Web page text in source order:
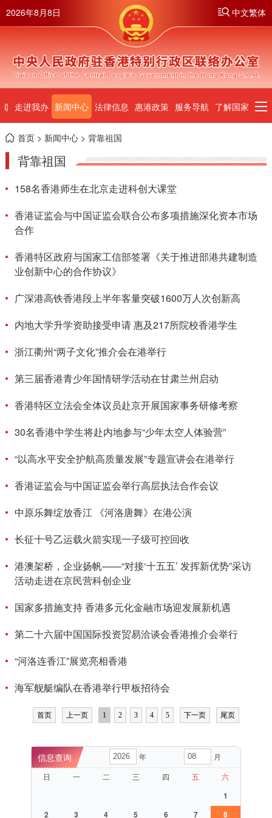
2026年8月8日 中文繁体
走进我办 新闻中心 法律信息 惠港政策 服务导航 了解国家
首页> 新闻中心> 背靠祖国
年
月
日
一 二 三 四 五 六
1
2
3 4 5 6 7 8
背靠祖国
158名香港师生在北京走进科创大课堂
香港证监会与中国证监会联合公布多项措施深化资本市场
合作
香港特区政府与国家工信部签署《关于推进部港共建制造
业创新中心的合作协议》
广深港高铁香港段上半年客量突破1600万人次创新高
内地大学升学资助接受申请 惠及217所院校香港学生
浙江衢州“两子文化”推介会在港举行
第三届香港青少年国情研学活动在甘肃兰州启动
香港特区立法会全体议员赴京开展国家事务研修考察
30名香港中学生将赴内地参与“少年太空人体验营”
“以高水平安全护航高质量发展”专题宣讲会在港举行
香港证监会与中国证监会举行高层执法合作会议
中原乐舞绽放香江 《河洛唐舞》在港公演
长征十号乙运载火箭实现一子级可控回收
港澳架桥，企业扬帆——“对接‘十五五’ 发挥新优势”采访
活动走进在京民营科创企业
国家多措施支持 香港多元化金融市场迎发展新机遇
第二十六届中国国际投资贸易洽谈会香港推介会举行
“河洛连香江”展览亮相香港
海军舰艇编队在香港举行甲板招待会
首页 上一页 1 2 3 4 5 下一页 尾页